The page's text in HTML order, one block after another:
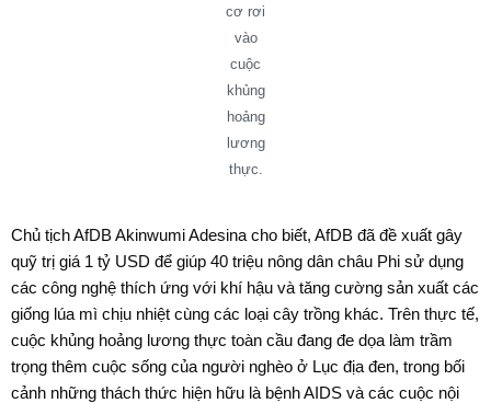
cơ rơi
vào
cuộc
khủng
hoảng
lương
thực.
Chủ tịch AfDB Akinwumi Adesina cho biết, AfDB đã đề xuất gây
quỹ trị giá 1 tỷ USD để giúp 40 triệu nông dân châu Phi sử dụng
các công nghệ thích ứng với khí hậu và tăng cường sản xuất các
giống lúa mì chịu nhiệt cùng các loại cây trồng khác. Trên thực tế,
cuộc khủng hoảng lương thực toàn cầu đang đe dọa làm trầm
trọng thêm cuộc sống của người nghèo ở Lục địa đen, trong bối
cảnh những thách thức hiện hữu là bệnh AIDS và các cuộc nội